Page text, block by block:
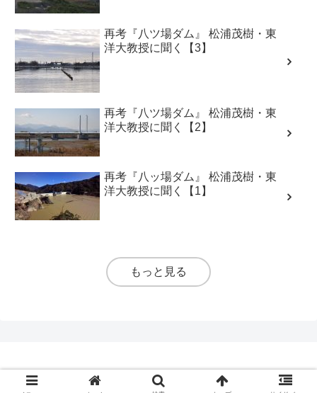
再考『八ツ場ダム』 松浦茂樹・東
洋大教授に聞く【3】
再考『八ツ場ダム』 松浦茂樹・東
洋大教授に聞く【2】
再考『八ッ場ダム』 松浦茂樹・東
洋大教授に聞く【1】
もっと見る
© 2023 WEB新聞の雑誌.